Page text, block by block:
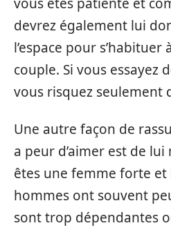
devrez également lui
l’espace pour s’habituer
couple. Si vous essayez
vous risquez seulement
Une autre façon de
a peur d’aimer est de
êtes une femme forte
hommes ont souvent
sont trop dépendantes